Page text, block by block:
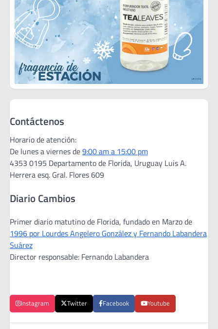
Contáctenos
Horario de atención:
De lunes a viernes de9:00 am a 15:00 pm
4353 0195 Departamento de Florida, Uruguay Luis A.
Herrera esq. Gral. Flores 609
Diario Cambios
Primer diario matutino de Florida, fundado en Marzo de
1996 por Lourdes Angelero González y Fernando Labandera
Suárez
Director responsable: Fernando Labandera
Instagram Twitter Facebook Youtube